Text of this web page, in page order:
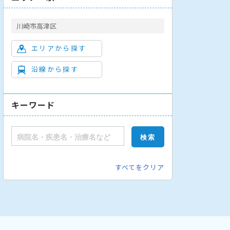
川崎市高津区
エリアから探す
沿線から探す
キーワード
すべてをクリア